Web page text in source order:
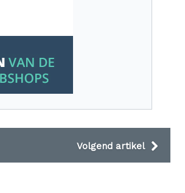
Volgend artikel